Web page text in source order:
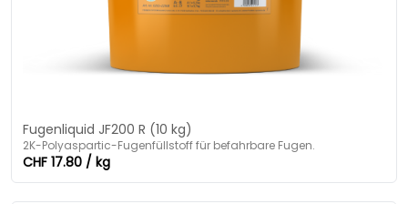
Fugenliquid JF200 R (10 kg)
2K-Polyaspartic-Fugenfüllstoff für befahrbare Fugen.
CHF 17.80 / kg